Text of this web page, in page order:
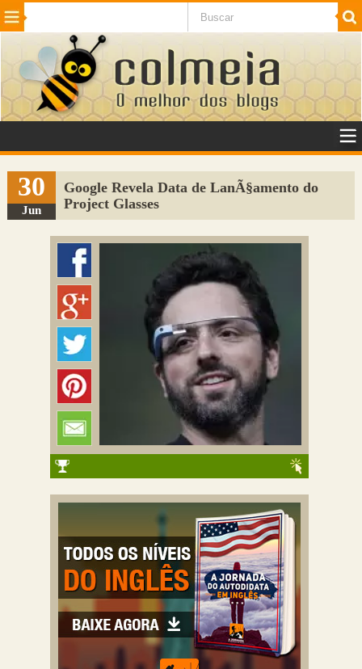
Beleza Cinema e TV
Internet Jogos NotÃ­cias SaÃºde
VeÃ­culos Adulto
Sugerir Link
Adicionar Blog
Colmeia Exchange
30
Jun
Google Revela Data de LanÃ§amento do
Project Glasses